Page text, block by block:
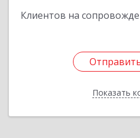
Клиентов на
Показать